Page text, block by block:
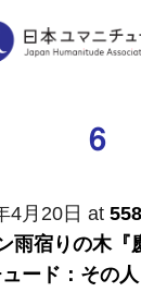
6
4月20日 at
雨宿りの木『
ード：その